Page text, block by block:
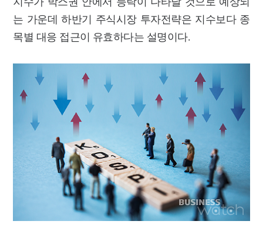
는 가운데 하반기 주식시장 투자전략은 지수보다 종
목별 대응 접근이 유효하다는 설명이다.